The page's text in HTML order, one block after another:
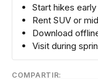
Start hikes
Rent SUV or
Download
Visit during
COMPARTIR: